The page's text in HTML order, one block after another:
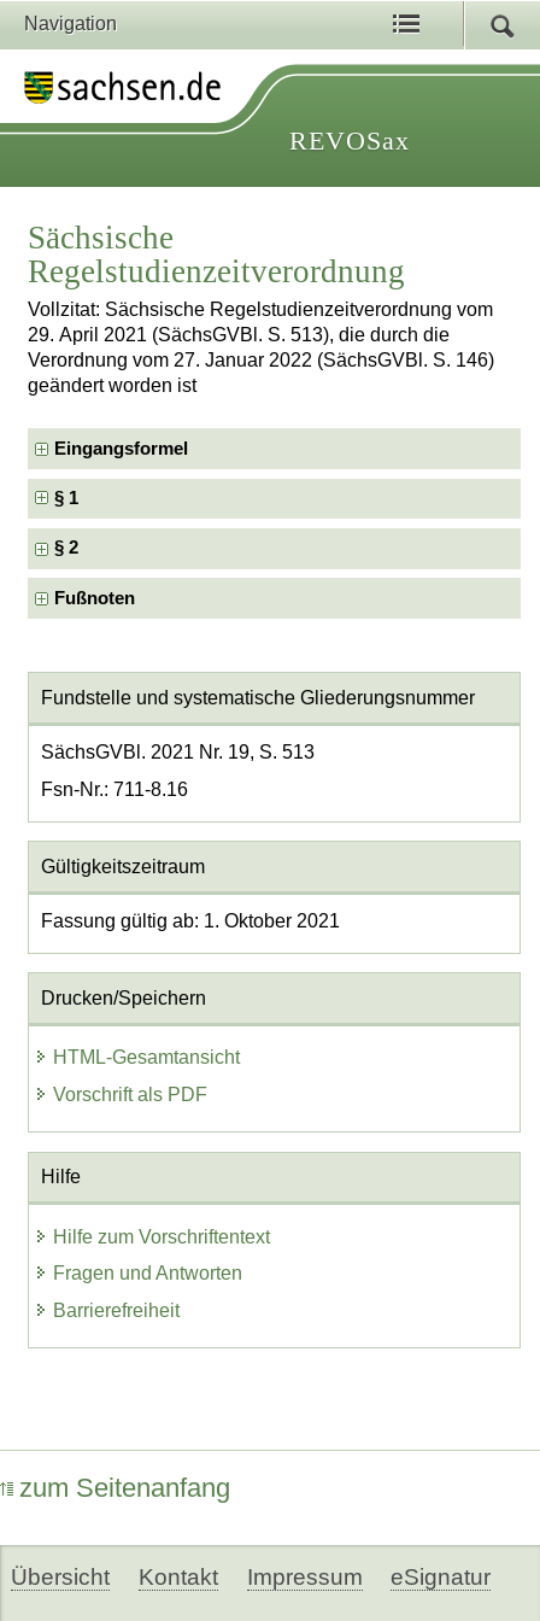
Navigation
REVOSax
Sächsische
Regelstudienzeitverordnung
Vollzitat: Sächsische Regelstudienzeitverordnung vom
29. April 2021 (SächsGVBl. S. 513), die durch die
Verordnung vom 27. Januar 2022 (SächsGVBl. S. 146)
geändert worden ist
Eingangsformel
§ 1
§ 2
Fußnoten
Fundstelle und systematische Gliederungsnummer
SächsGVBl. 2021 Nr. 19, S. 513
Fsn-Nr.: 711-8.16
Gültigkeitszeitraum
Fassung gültig ab: 1. Oktober 2021
Drucken/Speichern
HTML-Gesamtansicht
Vorschrift als PDF
Hilfe
Hilfe zum Vorschriftentext
Fragen und Antworten
Barrierefreiheit
zum Seitenanfang
Übersicht Kontakt Impressum eSignatur